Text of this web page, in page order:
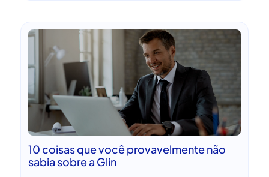
10 coisas que você provavelmente não
sabia sobre a Glin